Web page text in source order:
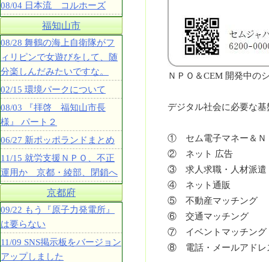
ＮＰＯ＆CEM 開発中の
デジタル社会に必要な
① セム電子マネー＆Ｎ
② ネット 広告
③ 求人求職・人材派遣
④ ネット通販
⑤ 不動産マッチング
⑥ 交通マッチング
⑦ イベントマッチング
⑧ 電話・メールアドレ
08/04 日本流 コルホーズ
福知山市
08/28 舞鶴の海上自衛隊がフ
ィリピンで女遊びをして、随
分楽しんだみたいですな。
02/15 環境パークについて
08/03 『拝啓 福知山市長
様』 パート２
06/27 新ポッポランドまとめ
11/15 就労支援ＮＰＯ、不正
運用か 京都・綾部、閉鎖へ
京都府
09/22 もう『原子力発電所』
は要らない
11/09 SNS掲示板をバージョン
アップしました